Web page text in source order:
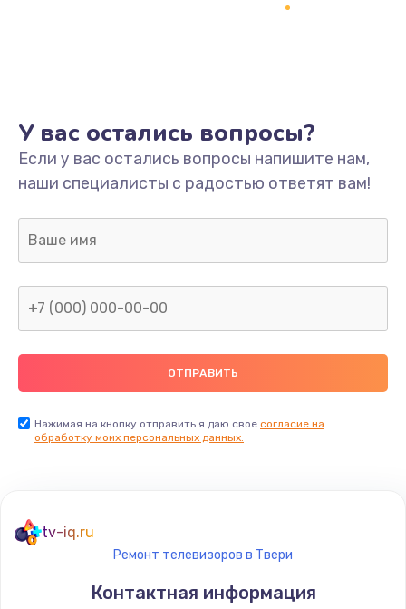
Не включается
1400 руб.
Заказать
Нет звука
800 руб.
Не видит флешку
400 руб.
Заказать
У вас остались вопросы?
Если у вас остались вопросы напишите нам,
наши специалисты с радостью ответят вам!
Нажимая на кнопку отправить я даю свое согласие на
обработку моих персональных данных.
tv-iq.ru
Ремонт телевизоров в Твери
Контактная информация